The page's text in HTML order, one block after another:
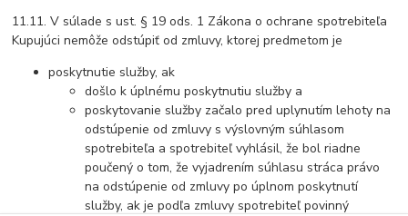
11.11. V súlade s ust. § 19 ods. 1 Zákona o ochrane spotrebiteľa
Kupujúci nemôže odstúpiť od zmluvy, ktorej predmetom je
poskytnutie služby, ak
došlo k úplnému poskytnutiu služby a
poskytovanie služby začalo pred uplynutím lehoty na
odstúpenie od zmluvy s výslovným súhlasom
spotrebiteľa a spotrebiteľ vyhlásil, že bol riadne
poučený o tom, že vyjadrením súhlasu stráca právo
na odstúpenie od zmluvy po úplnom poskytnutí
služby, ak je podľa zmluvy spotrebiteľ povinný